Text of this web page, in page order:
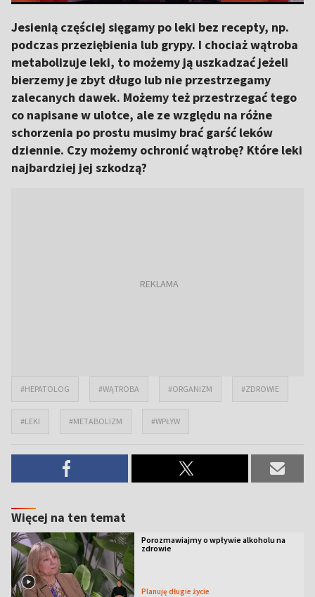
Jesienią częściej sięgamy po leki bez recepty, np.
podczas przeziębienia lub grypy. I chociaż wątroba
metabolizuje leki, to możemy ją uszkadzać jeżeli
bierzemy je zbyt długo lub nie przestrzegamy
zalecanych dawek. Możemy też przestrzegać tego
co napisane w ulotce, ale ze względu na różne
schorzenia po prostu musimy brać garść leków
dziennie. Czy możemy ochronić wątrobę? Które leki
najbardziej jej szkodzą?
#HEPATOLOG #WĄTROBA #ORGANIZM #ZDROWIE
#LEKI #METABOLIZM #WPŁYW
Więcej na ten temat
Porozmawiajmy o wpływie alkoholu na
zdrowie
Planuję długie życie